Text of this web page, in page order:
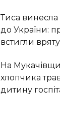
Тиса винесла
до України:
встигли
На
хлопчика
дитину